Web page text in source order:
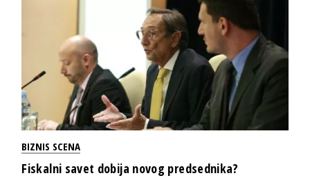
BIZNIS SCENA
Fiskalni savet dobija novog predsednika?